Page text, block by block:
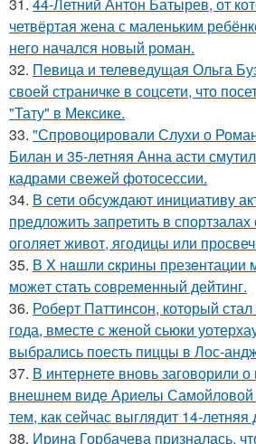
четвёртая жена с маленьким
него начался новый роман.
32. Певица и телеведущая Ольга
своей страничке в соцсети, что
"Тату" в Мексике.
33. "Спровоцировали Слухи о
Билан и 35-летняя Анна асти
кадрами свежей фотосессии.
34. В сети обсуждают инициативу
предложить запретить в
оголяет живот, ягодицы или
35. В X нaшли cкрины презeнтации
можeт стaть сoвpеменный дейтинг.
36. Роберт Паттинсон, который
года, вместе с женой сьюки
выбрались поесть пиццы в Лос-
37. В интернете вновь заговорили
внешнем виде Ариелы
тем, как сейчас выглядит 14-летняя
38. Ирина Горбачева призналась,